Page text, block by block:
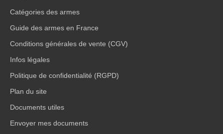
Catégories des armes
Guide des armes en France
Conditions générales de vente (CGV)
Infos légales
Politique de confidentialité (RGPD)
Plan du site
Documents utiles
Envoyer mes documents